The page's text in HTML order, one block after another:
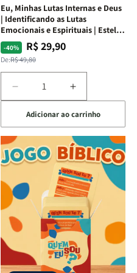
Eu, Minhas Lutas Internas e Deus
| Identificando as Lutas
Emocionais e Espirituais | Estela
Costa
-40%
Preço
normal
De:R$ 49,80
Preço
promocional
R$ 29,90
Diminuir
a
quantidade
de
Eu,
Minhas
Lutas
Internas
e
Deus
|
Identificando
Lutas
Aumentar
a
quantidade
de
Eu,
Minhas
Lutas
Internas
e
Deus
|
Identificando
as
Lutas
Adicionar ao carrinho